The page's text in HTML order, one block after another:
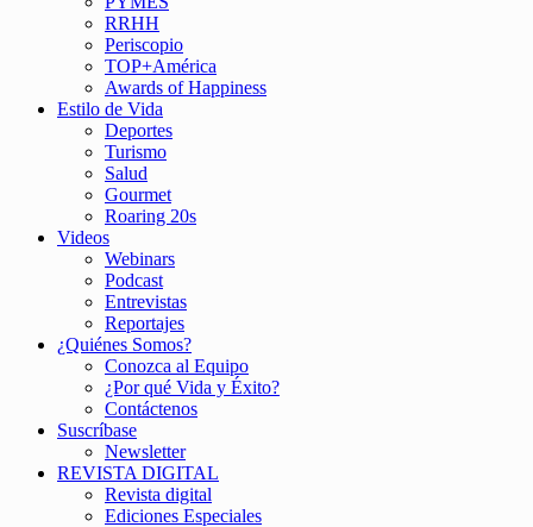
RRHH
Periscopio
TOP+América
Awards of Happiness
Estilo de Vida
Deportes
Turismo
Salud
Gourmet
Roaring 20s
Videos
Webinars
Podcast
Entrevistas
Reportajes
¿Quiénes Somos?
Conozca al Equipo
¿Por qué Vida y Éxito?
Contáctenos
Suscríbase
Newsletter
REVISTA DIGITAL
Revista digital
Ediciones Especiales